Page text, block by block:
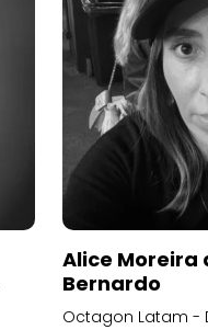
Alice
Bernardo
Octagon Latam -